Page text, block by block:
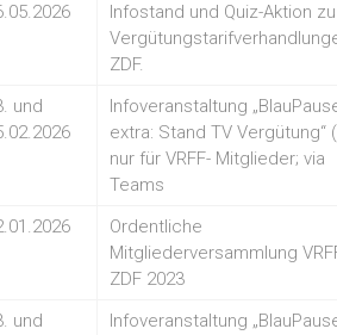
Infostand und Quiz-Aktion zu
ZDF.
und
Infoveranstaltung
extra: Stand TV Vergütung“
nur für VRFF- Mitglieder; via
Teams
Ordentliche
Mitgliederversammlung
ZDF 2023
und
Infoveranstaltung